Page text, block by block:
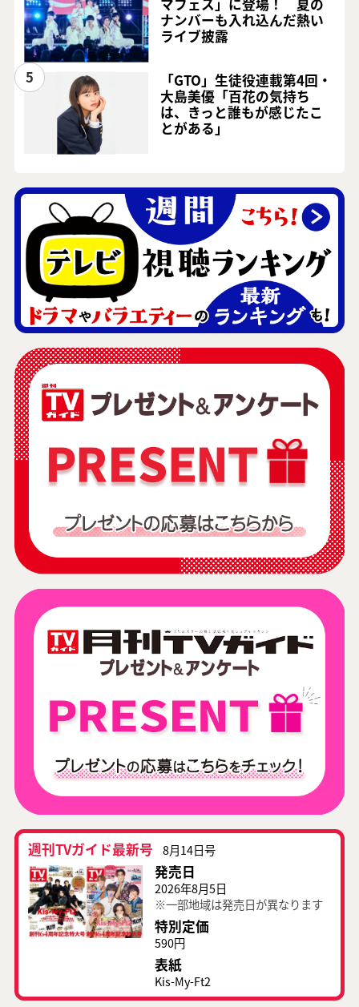
マフェス」に登場！ 夏の
ナンバーも入れ込んだ熱い
ライブ披露
5
「GTO」生徒役連載第4回・
大島美優「百花の気持ち
は、きっと誰もが感じたこ
とがある」
週刊TVガイド最新号 8月14日号
発売日
2026年8月5日
※一部地域は発売日が異なります
特別定価
590円
表紙
Kis-My-Ft2